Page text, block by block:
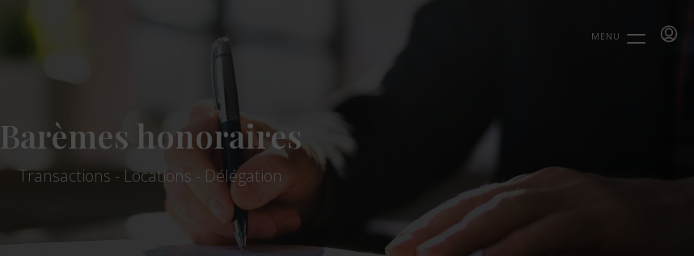
MENU
Barèmes honoraires
Transactions - Locations - Délégation